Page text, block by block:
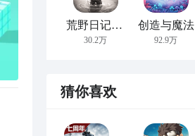
荒野日记：孤岛
30.2万
创造与魔法
92.9万
猜你喜欢